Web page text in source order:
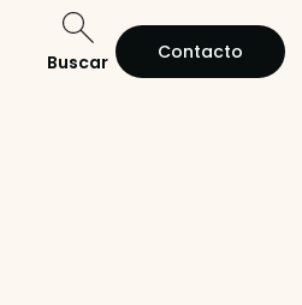
Buscar Contacto